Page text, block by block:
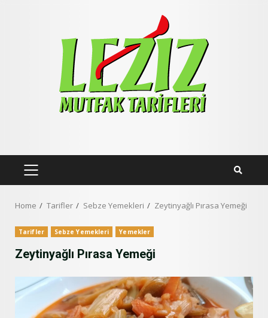
PRIMARY
Home Tarifler Sebze Yemekleri Zeytinyağlı Pırasa Yemeği
Tarifler Sebze Yemekleri Yemekler
Zeytinyağlı Pırasa Yemeği